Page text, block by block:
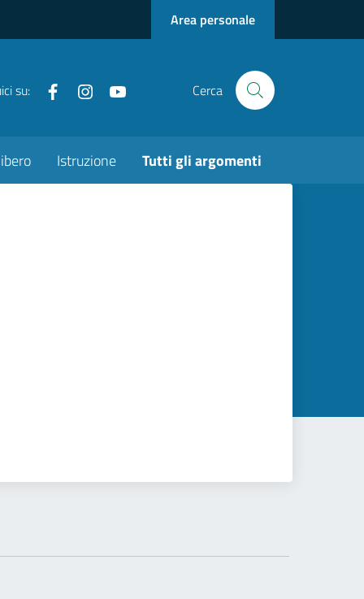
Area personale
su: Facebookinstagram Cerca
Istruzione Tutti gli argomenti